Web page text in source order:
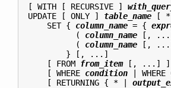
[ WITH [ RECURSIVE ]
UPDATE [ ONLY ] table_name [ *
    SET {
column_name = {
          (
column_name [, ...]
          (
column_name [,
        } [, ...]
    [ FROM
from_item [, ...] ]
    [ WHERE
condition | WHERE
    [ RETURNING { * |